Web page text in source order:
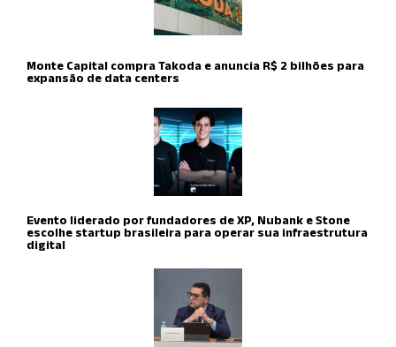
Monte Capital compra Takoda e anuncia R$ 2 bilhões para
expansão de data centers
Evento liderado por fundadores de XP, Nubank e Stone
escolhe startup brasileira para operar sua infraestrutura
digital